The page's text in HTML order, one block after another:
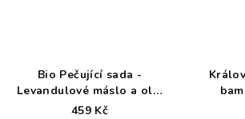
Bio Pečující sada -
Levandulové máslo a olej
- exp. 8/26
459 Kč